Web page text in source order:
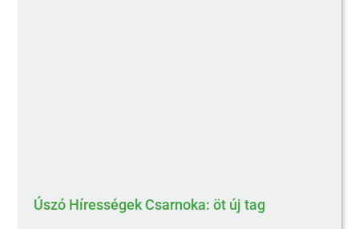
Úszó Hírességek Csarnoka: öt új tag